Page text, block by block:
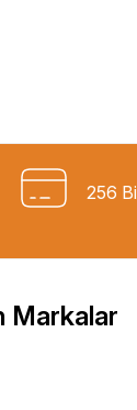
256
Markalar